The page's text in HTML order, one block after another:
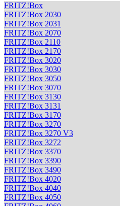
FRITZ!Box
FRITZ!Box 2030
FRITZ!Box 2031
FRITZ!Box 2070
FRITZ!Box 2110
FRITZ!Box 2170
FRITZ!Box 3020
FRITZ!Box 3030
FRITZ!Box 3050
FRITZ!Box 3070
FRITZ!Box 3130
FRITZ!Box 3131
FRITZ!Box 3170
FRITZ!Box 3270
FRITZ!Box 3270 V3
FRITZ!Box 3272
FRITZ!Box 3370
FRITZ!Box 3390
FRITZ!Box 3490
FRITZ!Box 4020
FRITZ!Box 4040
FRITZ!Box 4050